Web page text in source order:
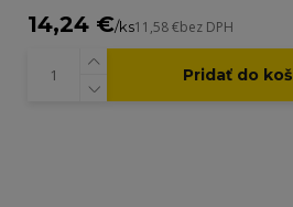
14,24 €/ks11,58 €bez DPH
Pridať do